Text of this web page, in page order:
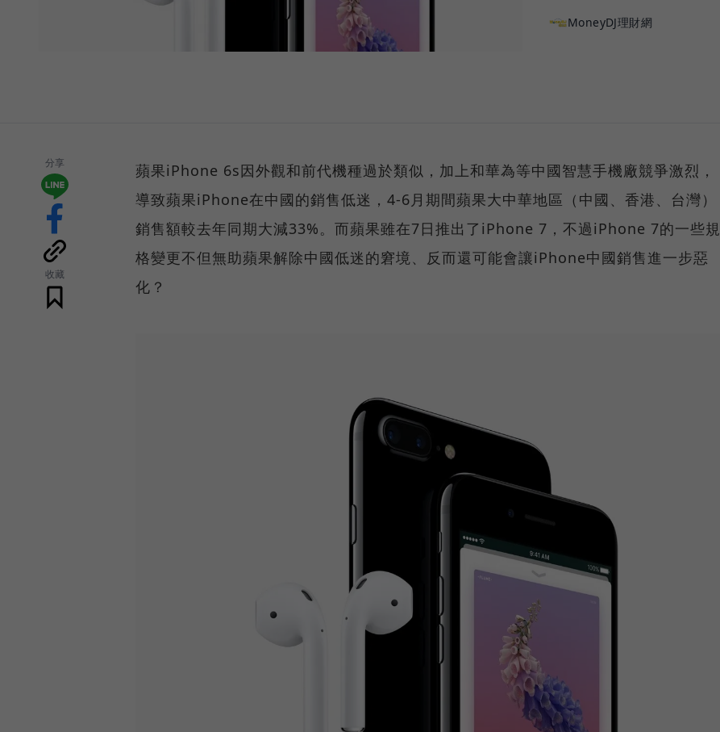
MoneyDJ理財網
分享
收藏
蘋果iPhone 6s因外觀和前代機種過於類似，加上和華為等中國智慧手機廠競爭激烈，
導致蘋果iPhone在中國的銷售低迷，4-6月期間蘋果大中華地區（中國、香港、台灣）
銷售額較去年同期大減33%。而蘋果雖在7日推出了iPhone 7，不過iPhone 7的一些規
格變更不但無助蘋果解除中國低迷的窘境、反而還可能會讓iPhone中國銷售進一步惡
化？